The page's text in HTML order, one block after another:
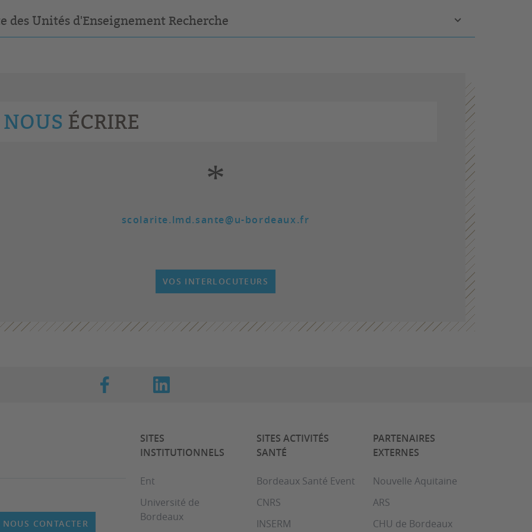
des Unités d'Enseignement Recherche
NOUS ÉCRIRE
*
scolarite.lmd.sante@u-bordeaux.fr
VOS INTERLOCUTEURS
NOUS CONTACTER
SITES
INSTITUTIONNELS
Ent
Université de
Bordeaux
SITES ACTIVITÉS
SANTÉ
Bordeaux Santé Event
CNRS
INSERM
PARTENAIRES
EXTERNES
Nouvelle Aquitaine
ARS
CHU de Bordeaux